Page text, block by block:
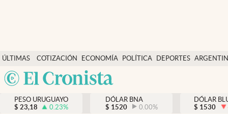
ÚLTIMAS
NOTICIAS
COTIZACIÓN
DÓLAR
ECONOMÍA POLÍTICA DEPORTES
México
Actualidad
Economía
PolíticaPESO URUGUAYO
$ 23,18 0.23%
DÓLAR BNA
$ 1520 0.00%
DÓLAR
$ 1530